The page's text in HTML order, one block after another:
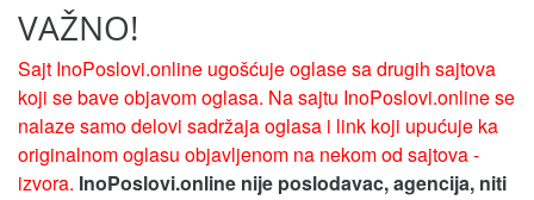
VAŽNO!
Sajt InoPoslovi.online ugošćuje oglase sa drugih sajtova
koji se bave objavom oglasa. Na sajtu InoPoslovi.online se
nalaze samo delovi sadržaja oglasa i link koji upućuje ka
originalnom oglasu objavljenom na nekom od sajtova -
izvora. InoPoslovi.online nije poslodavac, agencija, niti